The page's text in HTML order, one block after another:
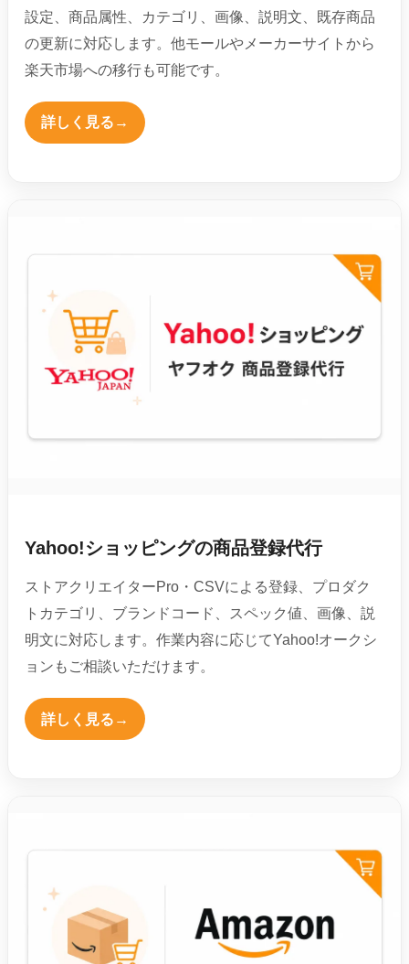
設定、商品属性、カテゴリ、画像、説明文、既存商品
の更新に対応します。他モールやメーカーサイトから
楽天市場への移行も可能です。
詳しく見る →
Yahoo!ショッピングの商品登録代行
ストアクリエイターPro・CSVによる登録、プロダク
トカテゴリ、ブランドコード、スペック値、画像、説
明文に対応します。作業内容に応じてYahoo!オークシ
ョンもご相談いただけます。
詳しく見る →